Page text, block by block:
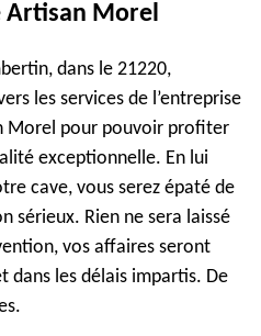
Artisan Morel
dans le 21220,
les services de l’entreprise
Morel pour pouvoir profiter
exceptionnelle. En lui
cave, vous serez épaté de
sérieux. Rien ne sera laissé
vos affaires seront
dans les délais impartis. De